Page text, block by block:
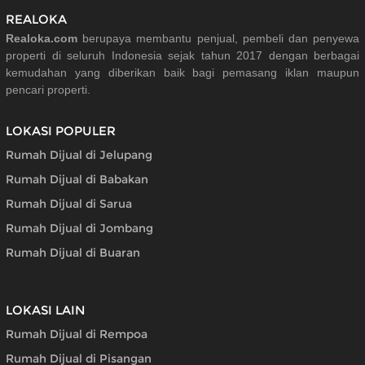
REALOKA
Realoka.com berupaya membantu penjual, pembeli dan penyewa
properti di seluruh Indonesia sejak tahun 2017 dengan berbagai
kemudahan yang diberikan baik bagi pemasang iklan maupun
pencari properti.
LOKASI POPULER
Rumah Dijual di Jelupang
Rumah Dijual di Babakan
Rumah Dijual di Sarua
Rumah Dijual di Jombang
Rumah Dijual di Buaran
LOKASI LAIN
Rumah Dijual di Rempoa
Rumah Dijual di Pisangan